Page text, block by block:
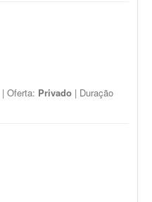
| Oferta: Privado | Duração